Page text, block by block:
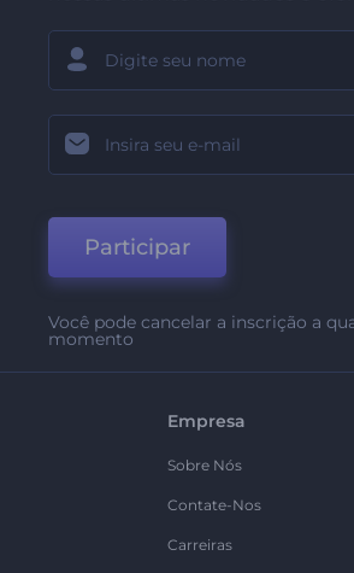
Participar
Você pode cancelar a inscrição a
momento
Empresa
Sobre Nós
Contate-Nos
Carreiras